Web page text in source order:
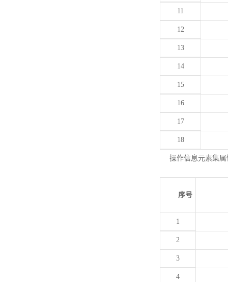
11
12
13
14
15
16
17
18
操作信息元素集
序号
1
2
3
4